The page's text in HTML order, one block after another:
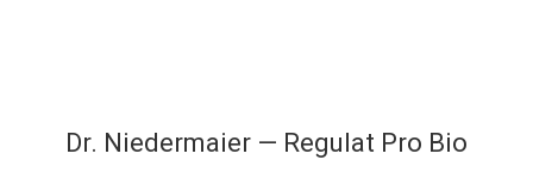
Dr. Niedermaier — Regulat Pro Bio